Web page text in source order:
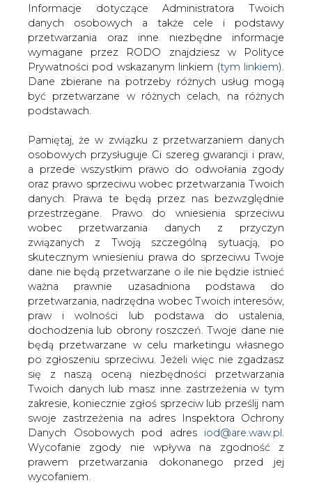
Informacje dotyczące Administratora Twoich
danych osobowych a także cele i podstawy
przetwarzania oraz inne niezbędne informacje
wymagane przez RODO znajdziesz w Polityce
Prywatności pod wskazanym linkiem (tym linkiem).
Dane zbierane na potrzeby różnych usług mogą
być przetwarzane w różnych celach, na różnych
podstawach.
Pamiętaj, że w związku z przetwarzaniem danych
osobowych przysługuje Ci szereg gwarancji i praw,
a przede wszystkim prawo do odwołania zgody
oraz prawo sprzeciwu wobec przetwarzania Twoich
danych. Prawa te będą przez nas bezwzględnie
przestrzegane. Prawo do wniesienia sprzeciwu
wobec przetwarzania danych z przyczyn
związanych z Twoją szczególną sytuacją, po
skutecznym wniesieniu prawa do sprzeciwu Twoje
dane nie będą przetwarzane o ile nie będzie istnieć
ważna prawnie uzasadniona podstawa do
przetwarzania, nadrzędna wobec Twoich interesów,
praw i wolności lub podstawa do ustalenia,
dochodzenia lub obrony roszczeń. Twoje dane nie
będą przetwarzane w celu marketingu własnego
po zgłoszeniu sprzeciwu. Jeżeli więc nie zgadzasz
się z naszą oceną niezbędności przetwarzania
Twoich danych lub masz inne zastrzeżenia w tym
zakresie, koniecznie zgłoś sprzeciw lub prześlij nam
swoje zastrzeżenia na adres Inspektora Ochrony
Danych Osobowych pod adres iod@are.waw.pl
Wycofanie zgody nie wpływa na zgodność z
prawem przetwarzania dokonanego przed jej
wycofaniem.
skomentuj
udostępnij
Wpuszczeni w kanał
Przez lata wędkarze łowili ryby w
wodach kanału elektrowni wodnej w
Żydowie. Teraz okazało się, że robią to
nielegalnie. Łamią prawo znajdując się w
pobliżu elektrowni
Kanał łączący oba jeziora, przez który energetycy
przepompowują wodę, ma głębokość 12 metrów i
długość około 2 kilometrów. Wędkarze przesiadują
zazwyczaj na krawędzi betonowych ścian, które schodzą
do wody pod kątem 45 stopni. Polski Związek Wędkarski
jest zarządcą obu jezior, ale kanał i wody w nim płynące
są administrowane przez Elektrownie Wodne w Słupsku,
które zarządzają elektrownią.
Jak przekonuje Henryk Niezgoda, pełnomocnik
dyrektora elektrowni - Z prawa wodnego wynika, że na
budowlach sztucznych wędkowanie jest zabronione.
Wokół kanału umieszczaliśmy tablice informujące o
zakazie. Co z tego, skoro co jakiś czas były niszczone lub
wyrzucane do wody.
W lipcu ubiegłego roku weszło w życie nowe prawo